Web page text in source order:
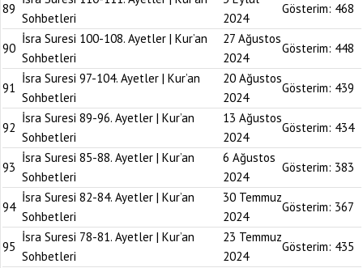
89
Sohbetleri
2024
Gösterim: 468
90
İsra Suresi 100-108. Ayetler | Kur’an
Sohbetleri
27 Ağustos
2024
Gösterim: 448
91
İsra Suresi 97-104. Ayetler | Kur’an
Sohbetleri
20 Ağustos
2024
Gösterim: 439
92
İsra Suresi 89-96. Ayetler | Kur’an
Sohbetleri
13 Ağustos
2024
Gösterim: 434
93
İsra Suresi 85-88. Ayetler | Kur’an
Sohbetleri
6 Ağustos
2024
Gösterim: 383
94
İsra Suresi 82-84. Ayetler | Kur’an
Sohbetleri
30 Temmuz
2024
Gösterim: 367
95
İsra Suresi 78-81. Ayetler | Kur’an
Sohbetleri
23 Temmuz
2024
Gösterim: 435